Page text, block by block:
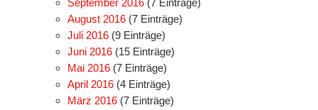
September 2016 (7 Einträge)
August 2016 (7 Einträge)
Juli 2016 (9 Einträge)
Juni 2016 (15 Einträge)
Mai 2016 (7 Einträge)
April 2016 (4 Einträge)
März 2016 (7 Einträge)